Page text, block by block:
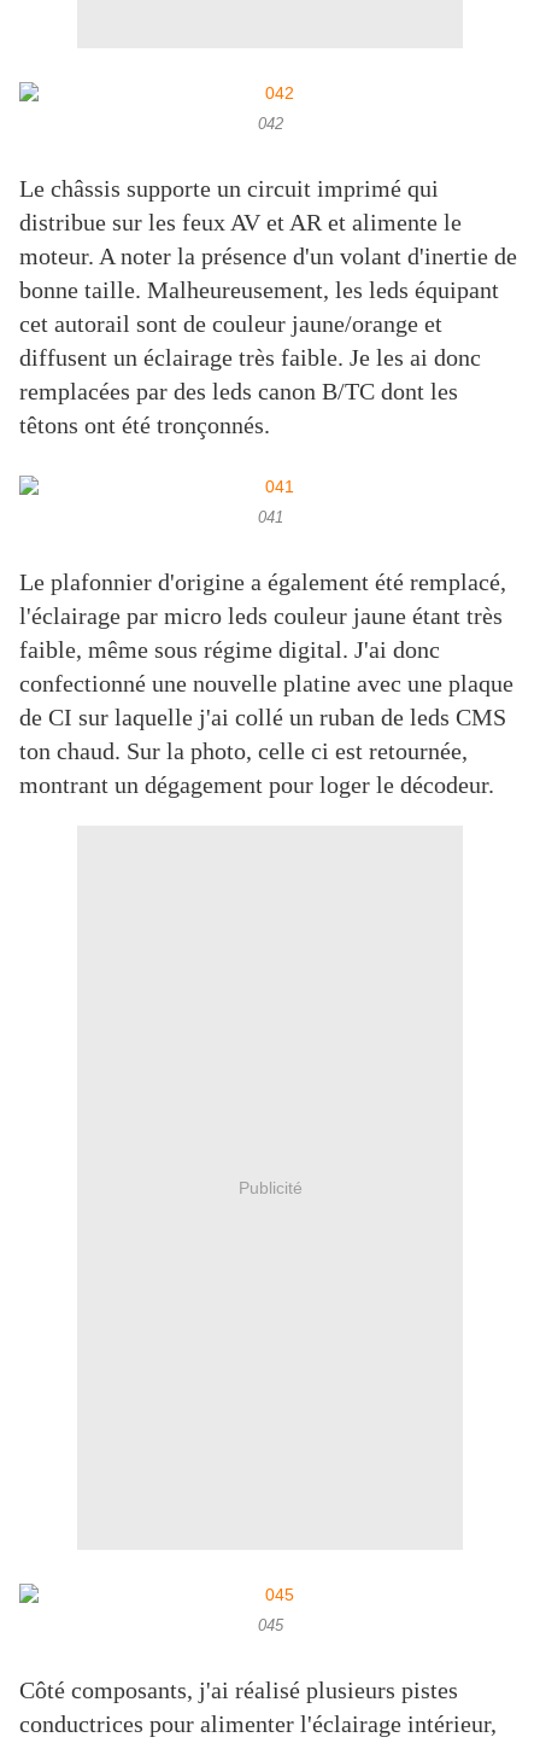
042
Le châssis supporte un circuit imprimé qui
distribue sur les feux AV et AR et alimente le
moteur. A noter la présence d'un volant d'inertie de
bonne taille. Malheureusement, les leds équipant
cet autorail sont de couleur jaune/orange et
diffusent un éclairage très faible. Je les ai donc
remplacées par des leds canon B/TC dont les
têtons ont été tronçonnés.
041
Le plafonnier d'origine a également été remplacé,
l'éclairage par micro leds couleur jaune étant très
faible, même sous régime digital. J'ai donc
confectionné une nouvelle platine avec une plaque
de CI sur laquelle j'ai collé un ruban de leds CMS
ton chaud. Sur la photo, celle ci est retournée,
montrant un dégagement pour loger le décodeur.
Publicité
045
Côté composants, j'ai réalisé plusieurs pistes
conductrices pour alimenter l'éclairage intérieur,